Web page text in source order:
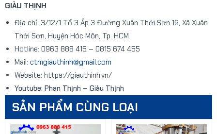
GIÀU THỊNH
Địa chỉ: 3/12/1 Tổ 3 Ấp 3 Đường Xuân Thới Sơn 19, Xã Xuân
Thới Sơn, Huyện Hóc Môn, Tp. HCM
Hotline: 0963 888 415 – 0815 674 455
Mail: ctmgiauthinh@gmail.com
Website: https://giauthinh.vn/
Youtube: Phan Thịnh – Giàu Thịnh
SẢN PHẨM CÙNG LOẠI